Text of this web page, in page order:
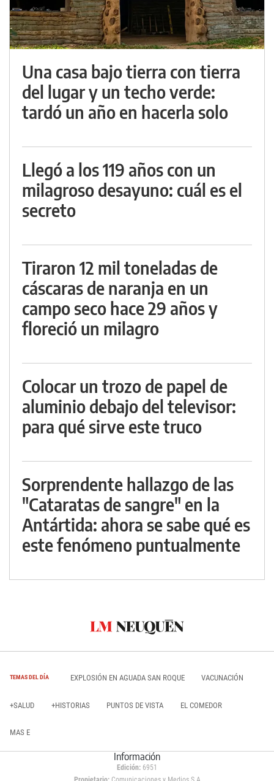
Una casa bajo tierra con tierra
del lugar y un techo verde:
tardó un año en hacerla solo
Llegó a los 119 años con un
milagroso desayuno: cuál es el
secreto
Tiraron 12 mil toneladas de
cáscaras de naranja en un
campo seco hace 29 años y
floreció un milagro
Colocar un trozo de papel de
aluminio debajo del televisor:
para qué sirve este truco
Sorprendente hallazgo de las
"Cataratas de sangre" en la
Antártida: ahora se sabe qué es
este fenómeno puntualmente
TEMAS DEL DÍA EXPLOSIÓN EN AGUADA SAN ROQUE VACUNACIÓN
+SALUD +HISTORIAS PUNTOS DE VISTA EL COMEDOR
MAS E
Información
Edición: 6951